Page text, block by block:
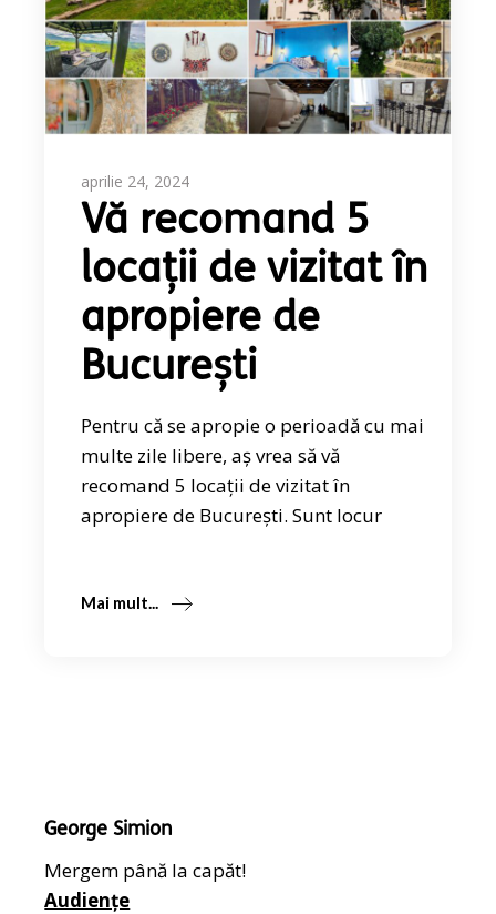
aprilie 24, 2024
Vă recomand 5
locații de vizitat în
apropiere de
București
Pentru că se apropie o perioadă cu mai
multe zile libere, aș vrea să vă
recomand 5 locații de vizitat în
apropiere de București. Sunt locur
Mai mult...
George Simion
Mergem până la capăt!
Audiențe